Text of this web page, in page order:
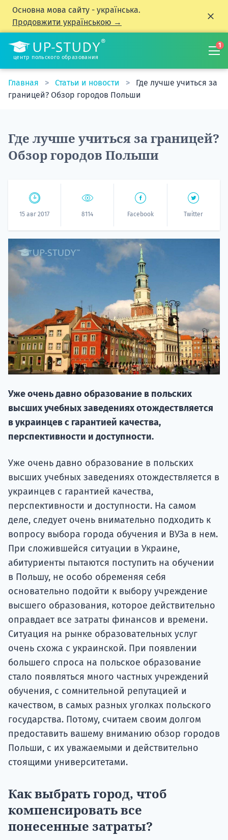
Основна мова сайту - українська.
Продовжити українською →
центр польского образования
1
Главная Статьи и новости
Где лучше учиться за
границей? Обзор городов Польши
Где лучше учиться за границей?
Обзор городов Польши
15 авг 2017 8114 Facebook Twitter
Уже очень давно образование в польских
высших учебных заведениях отождествляется
в украинцев с гарантией качества,
перспективности и доступности.
Уже очень давно образование в польских
высших учебных заведениях отождествляется в
украинцев с гарантией качества,
перспективности и доступности. На самом
деле, следует очень внимательно подходить к
вопросу выбора города обучения и ВУЗа в нем.
При сложившейся ситуации в Украине,
абитуриенты пытаются поступить на обучении
в Польшу, не особо обременяя себя
основательно подойти к выбору учреждение
высшего образования, которое действительно
оправдает все затраты финансов и времени.
Ситуация на рынке образовательных услуг
очень схожа с украинской. При появлении
большего спроса на польское образование
стало появляться много частных учреждений
обучения, с сомнительной репутацией и
качеством, в самых разных уголках польского
государства. Потому, считаем своим долгом
предоставить вашему вниманию обзор городов
Польши, с их уважаемыми и действительно
стоящими университетами.
Как выбрать город, чтоб
компенсировать все
понесенные затраты?
20.09